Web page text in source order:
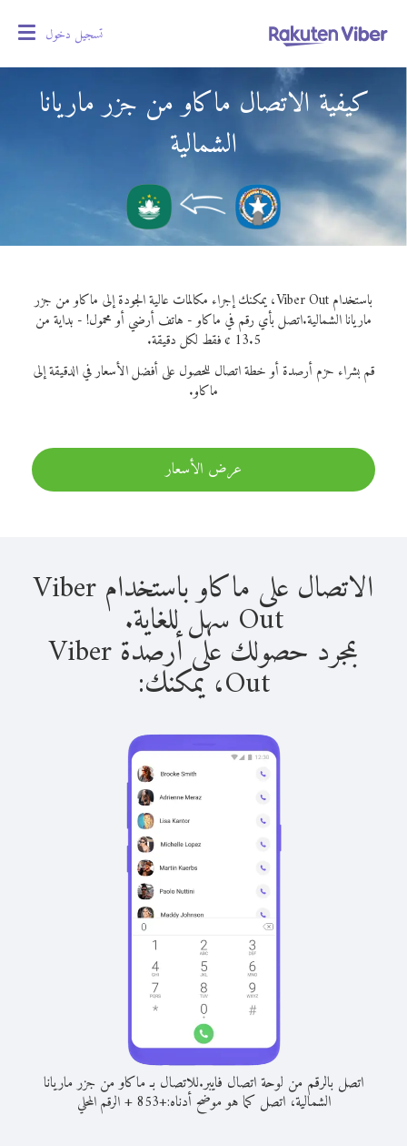
تسجيل دخول
كيفية الاتصال ماكاو من جزر ماريانا
الشمالية
باستخدام Viber Out، يمكنك إجراء مكالمات عالية الجودة إلى ماكاو من جزر
ماريانا الشمالية.اتصل بأي رقم في ماكاو - هاتف أرضي أو محمول! - بداية من
13.5 ¢ فقط لكل دقيقة.
قم بشراء حزم أرصدة أو خطة اتصال للحصول على أفضل الأسعار في الدقيقة إلى
ماكاو.
عرض الأسعار
الاتصال على ماكاو باستخدام Viber
Out سهل للغاية.
بمجرد حصولك على أرصدة Viber
Out، يمكنك:
اتصل بالرقم من لوحة اتصال فايبر.للاتصال بـ ماكاو من جزر ماريانا
الشمالية، اتصل كما هو موضح أدناه:+
853
+الرقم المحلي